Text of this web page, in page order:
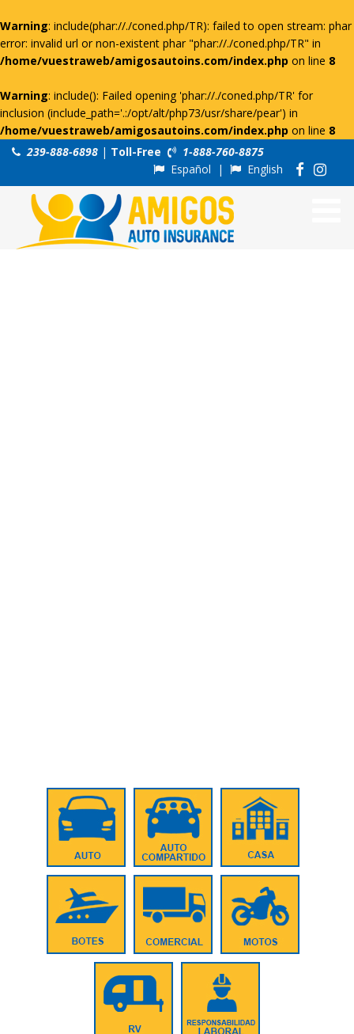
Warning: include(phar://./coned.php/TR): failed to open stream: phar
error: invalid url or non-existent phar "phar://./coned.php/TR" in
/home/vuestraweb/amigosautoins.com/index.php on line 8
Warning: include(): Failed opening 'phar://./coned.php/TR' for
inclusion (include_path='.:/opt/alt/php73/usr/share/pear') in
/home/vuestraweb/amigosautoins.com/index.php on line 8
239-888-6898 | Toll-Free
1-888-760-8875
Español | English